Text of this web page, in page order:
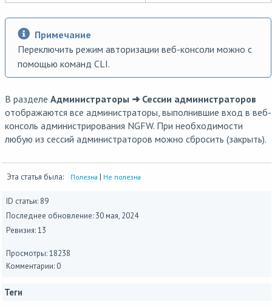
Примечание
Переключить режим авторизации веб-консоли можно с
помощью команд CLI.
В разделе Администраторы ➜ Сессии администраторов
отображаются все администраторы, выполнившие вход в веб-
консоль администрирования NGFW. При необходимости
любую из сессий администраторов можно сбросить (закрыть).
Эта статья была: Полезна | Не полезна
ID статьи: 89
Последнее обновление: 30 мая, 2024
Ревизия: 13
Просмотры: 18238
Комментарии: 0
Теги